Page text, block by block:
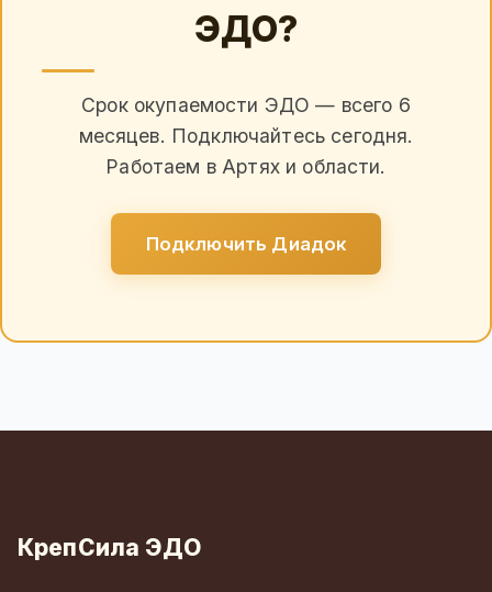
ЭДО?
Срок окупаемости ЭДО — всего 6
месяцев. Подключайтесь сегодня.
Работаем в Артях и области.
Подключить Диадок
КрепСила ЭДО